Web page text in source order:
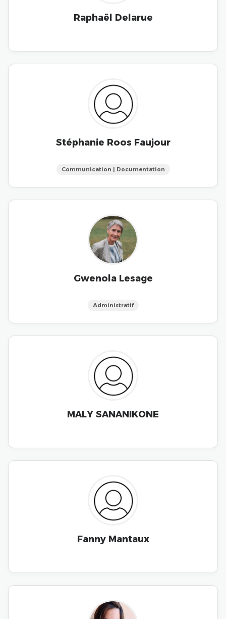
Raphaël Delarue
Stéphanie Roos Faujour
Communication | Documentation
Gwenola Lesage
Administratif
MALY SANANIKONE
Fanny Mantaux